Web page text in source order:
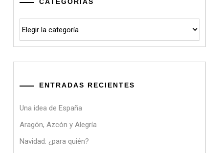
CATEGORÍAS
ENTRADAS RECIENTES
Una idea de España
Aragón, Azcón y Alegría
Navidad: ¿para quién?